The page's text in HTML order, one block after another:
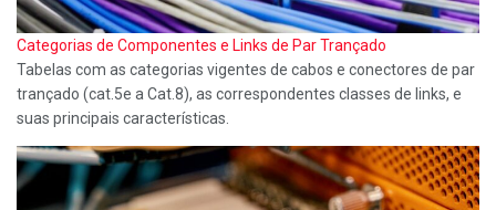
Categorias de Componentes e Links de Par Trançado
Tabelas com as categorias vigentes de cabos e conectores de par
trançado (cat.5e a Cat.8), as correspondentes classes de links, e
suas principais características.